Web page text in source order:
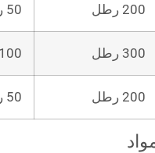
200 رطل 50 رطلاً/قدم
300 رطل 100 رطل/قدم
200 رطل 50 رطلاً/قدم